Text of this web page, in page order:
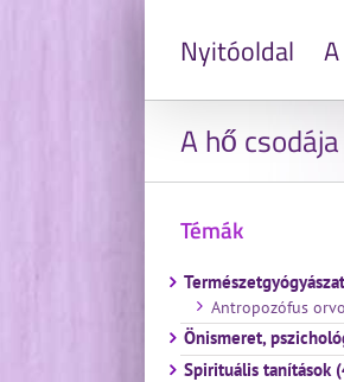
Nyitóoldal
A hő
Témák
Antropozófus
Önismeret,
Spirituális tanítások